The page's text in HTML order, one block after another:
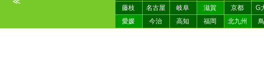
藤枝
名古屋 岐阜 滋賀 京都 G
愛媛
今治 高知 福岡 北九州